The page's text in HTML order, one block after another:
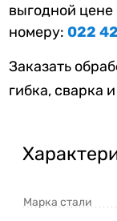
выгодной цене
номеру: 022
Заказать
гибка, сварка
Марка стали